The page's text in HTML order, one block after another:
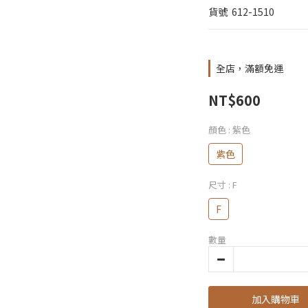
貨號  612-1510
全店，滿額免運
NT$600
顏色 : 紫色
紫色
尺寸 : F
F
數量
加入購物車